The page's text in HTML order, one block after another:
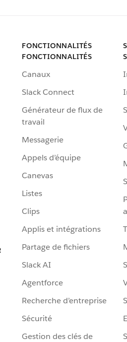
FONCTIONNALITÉS
FONCTIONNALITÉS
Canaux
Slack Connect
Générateur de flux de
travail
Messagerie
Appels d’équipe
Canevas
Listes
Clips
Applis et intégrations
Partage de fichiers
Slack AI
Agentforce
Recherche d’entreprise
Sécurité
Gestion des clés de